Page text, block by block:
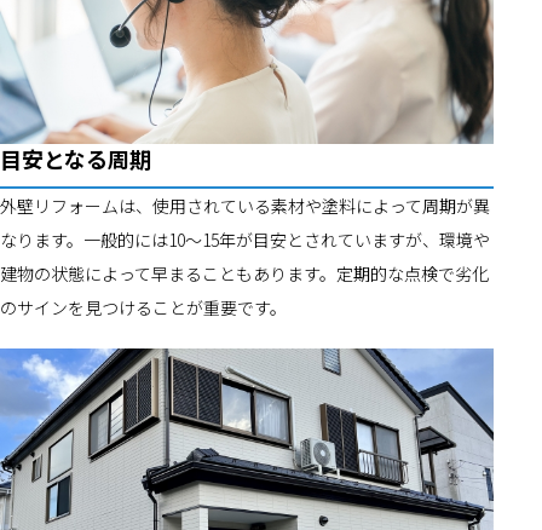
目安となる周期
外壁リフォームは、使用されている素材や塗料によって周期が異
なります。一般的には10～15年が目安とされていますが、環境や
建物の状態によって早まることもあります。定期的な点検で劣化
のサインを見つけることが重要です。